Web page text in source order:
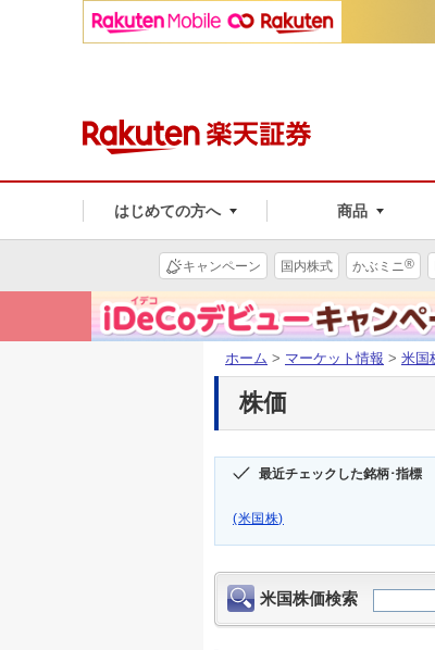
はじめての方へ 商品
キャンペーン 国内株式 かぶミニ®
ホーム > マーケット情報 > 米国
株価
最近チェックした銘柄･指標
(米国株)